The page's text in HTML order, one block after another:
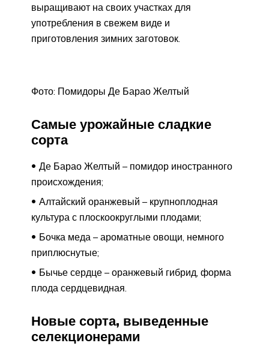
выращивают на своих участках для
употребления в свежем виде и
приготовления зимних заготовок.
Фото: Помидоры Де Барао Желтый
Самые урожайные сладкие
сорта
Де Барао Желтый – помидор иностранного
происхождения;
Алтайский оранжевый – крупноплодная
культура с плоскоокруглыми плодами;
Бочка меда – ароматные овощи, немного
приплюснутые;
Бычье сердце – оранжевый гибрид, форма
плода сердцевидная.
Новые сорта, выведенные
селекционерами